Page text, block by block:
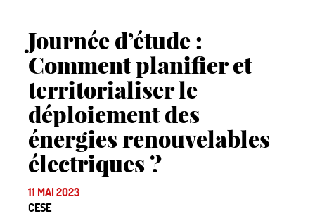
Journée d’étude :
Comment planifier et
territorialiser le
déploiement des
énergies renouvelables
électriques ?
11 MAI 2023
CESE